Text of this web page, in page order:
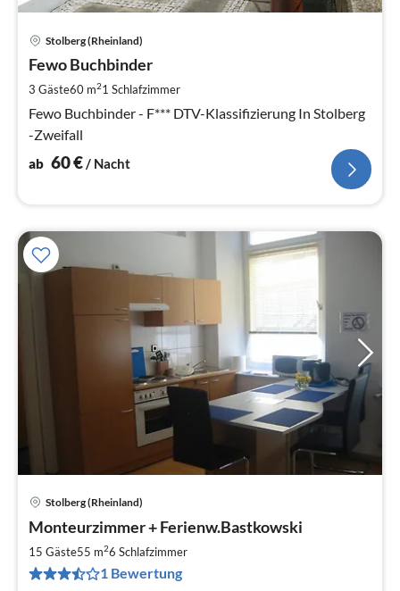
Stolberg (Rheinland)
Fewo Buchbinder
3 Gäste60 m21 Schlafzimmer
Fewo Buchbinder - F*** DTV-Klassifizierung In Stolberg
-Zweifall
ab 60€/ Nacht
Stolberg (Rheinland)
Monteurzimmer + Ferienw.Bastkowski
15 Gäste55 m26 Schlafzimmer
1 Bewertung